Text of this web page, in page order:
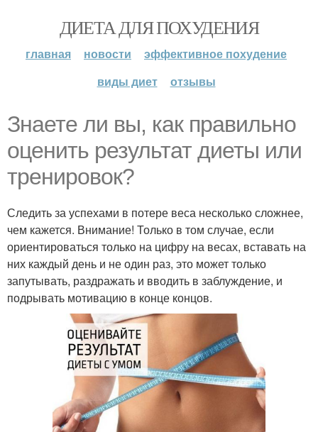
ДИЕТА ДЛЯ ПОХУДЕНИЯ
главная новости
эффективное похудение
виды диет
отзывы
Знаете ли вы, как правильно
оценить результат диеты или
тренировок?
Следить за успехами в потере веса несколько сложнее,
чем кажется. Внимание! Только в том случае, если
ориентироваться только на цифру на весах, вставать на
них каждый день и не один раз, это может только
запутывать, раздражать и вводить в заблуждение, и
подрывать мотивацию в конце концов.